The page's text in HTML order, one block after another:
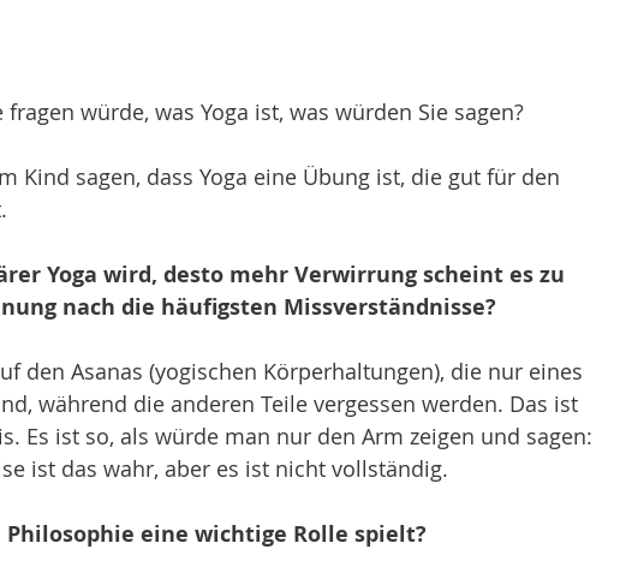
würde, was Yoga ist, was würden Sie sagen?
Kind sagen, dass Yoga eine Übung ist, die gut für den
Yoga wird, desto mehr Verwirrung scheint es zu
nach die häufigsten Missverständnisse?
den Asanas (yogischen Körperhaltungen), die nur eines
während die anderen Teile vergessen werden. Das ist
Es ist so, als würde man nur den Arm zeigen und sagen:
ist das wahr, aber es ist nicht vollständig.
Philosophie eine wichtige Rolle spielt?